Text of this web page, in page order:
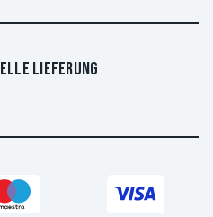
LIEFERUNG